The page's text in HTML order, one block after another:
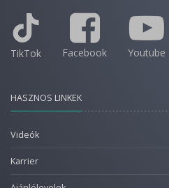
TikTok Facebook Youtube
HASZNOS LINKEK
Videók
Karrier